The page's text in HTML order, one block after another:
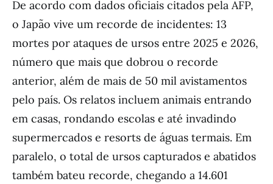
De acordo com dados oficiais citados pela AFP,
o Japão vive um recorde de incidentes: 13
mortes por ataques de ursos entre 2025 e 2026,
número que mais que dobrou o recorde
anterior, além de mais de 50 mil avistamentos
pelo país. Os relatos incluem animais entrando
em casas, rondando escolas e até invadindo
supermercados e resorts de águas termais. Em
paralelo, o total de ursos capturados e abatidos
também bateu recorde, chegando a 14.601